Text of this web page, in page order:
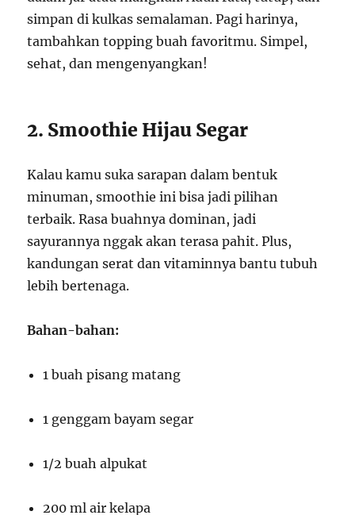
simpan di kulkas semalaman. Pagi harinya,
tambahkan topping buah favoritmu. Simpel,
sehat, dan mengenyangkan!
2. Smoothie Hijau Segar
Kalau kamu suka sarapan dalam bentuk
minuman, smoothie ini bisa jadi pilihan
terbaik. Rasa buahnya dominan, jadi
sayurannya nggak akan terasa pahit. Plus,
kandungan serat dan vitaminnya bantu tubuh
lebih bertenaga.
Bahan-bahan:
1 buah pisang matang
1 genggam bayam segar
1/2 buah alpukat
200 ml air kelapa